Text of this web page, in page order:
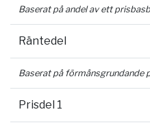
Baserat på andel av ett
Räntedel
Baserat på förmånsgrundande
Prisdel 1